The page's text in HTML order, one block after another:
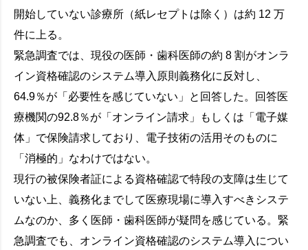
開始していない診療所（紙レセプトは除く）は約 12 万
件に上る。
緊急調査では、現役の医師・歯科医師の約 8 割がオンラ
イン資格確認のシステム導入原則義務化に反対し、
64.9％が「必要性を感じていない」と回答した。回答医
療機関の92.8％が「オンライン請求」もしくは「電子媒
体」で保険請求しており、電子技術の活用そのものに
「消極的」なわけではない。
現行の被保険者証による資格確認で特段の支障は生じて
いない上、義務化までして医療現場に導入すべきシステ
ムなのか、多く医師・歯科医師が疑問を感じている。緊
急調査でも、オンライン資格確認のシステム導入につい